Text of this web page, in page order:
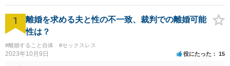
1
離婚を求める夫と性の不一致、裁判での離婚可能
性は？
#離婚すること自体 #セックスレス
2023年10月9日 役にたった 15